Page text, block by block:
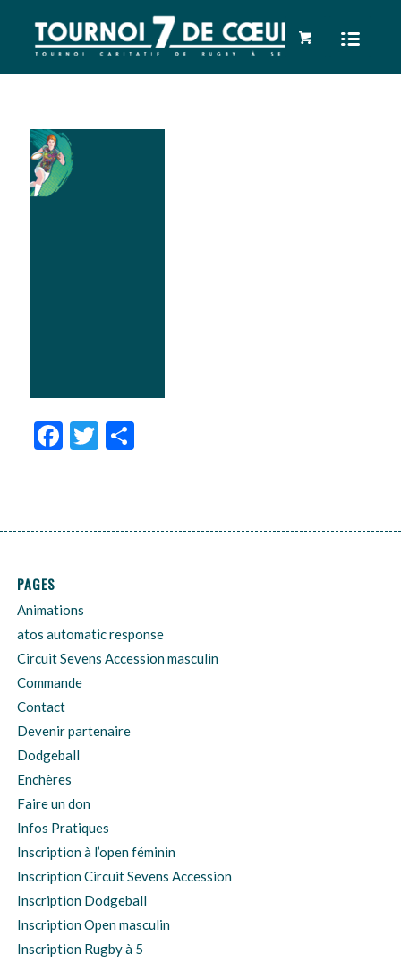
Facebook
Twitter
Partager
PAGES
Animations
atos automatic response
Circuit Sevens Accession masculin
Commande
Contact
Devenir partenaire
Dodgeball
Enchères
Faire un don
Infos Pratiques
Inscription à l’open féminin
Inscription Circuit Sevens Accession
Inscription Dodgeball
Inscription Open masculin
Inscription Rugby à 5